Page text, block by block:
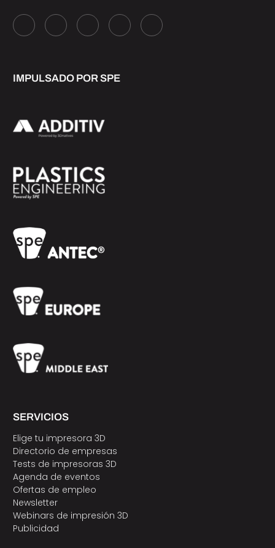
IMPULSADO POR SPE
SERVICIOS
Elige tu impresora 3D
Directorio de empresas
Tests de impresoras 3D
Agenda de eventos
Ofertas de empleo
Newsletter
Webinars de impresión 3D
Publicidad